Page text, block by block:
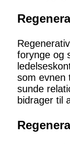
forynge og
som evnen
sunde
bidrager til